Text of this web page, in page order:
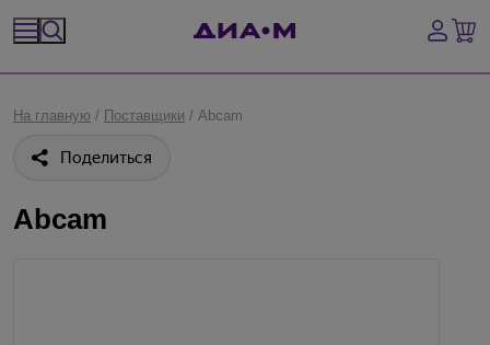
На главную / Поставщики / Abcam
Поделиться
Abcam